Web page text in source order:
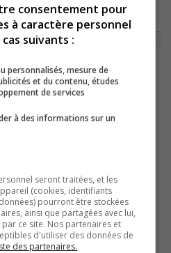
CAMPAGNE DANS DES PATRIOTES
consentement pour
à caractère personnel
suivants :
personnalisés, mesure de
et du contenu, études
de services
à des informations sur un
seront traitées, et les
(cookies, identifiants
pourront être stockées
ainsi que partagées avec lui,
ce site. Nos partenaires et
d'utiliser des données de
des partenaires.